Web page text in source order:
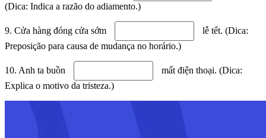
(Dica: Indica a razão do adiamento.)
9. Cửa hàng đóng cửa sớm
lễ tết. (Dica:
Preposição para causa de mudança no horário.)
10. Anh ta buồn
mất điện thoại. (Dica:
Explica o motivo da tristeza.)